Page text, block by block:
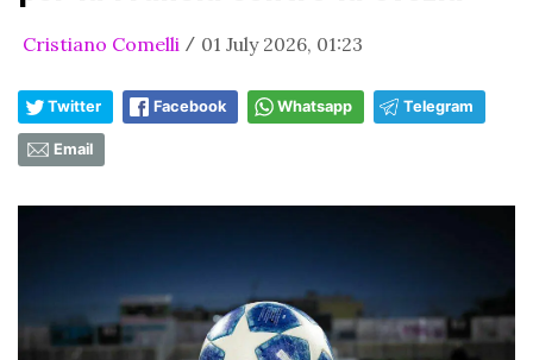
Cristiano Comelli / 01 July 2026, 01:23
Twitter Facebook Whatsapp Telegram
Email